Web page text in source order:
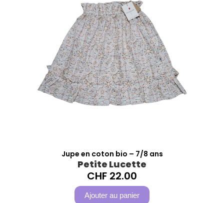
Jupe en coton bio – 7/8 ans
Petite Lucette
CHF 22.00
Ajouter au panier